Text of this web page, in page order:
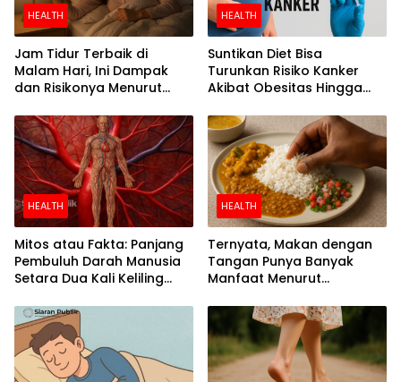
HEALTH
Jam Tidur Terbaik di
Malam Hari, Ini Dampak
dan Risikonya Menurut
HEALTH
Suntikan Diet Bisa
Turunkan Risiko Kanker
Akibat Obesitas Hingga
HEALTH
Mitos atau Fakta: Panjang
Pembuluh Darah Manusia
Setara Dua Kali Keliling
HEALTH
Ternyata, Makan dengan
Tangan Punya Banyak
Manfaat Menurut